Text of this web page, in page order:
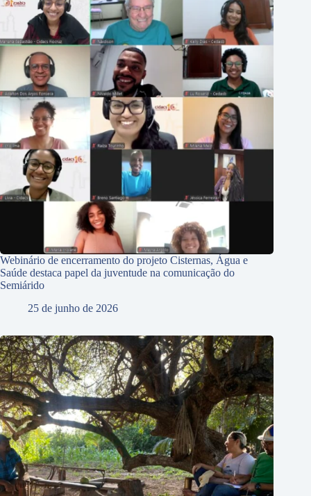
Webinário de encerramento do projeto Cisternas, Água e
Saúde destaca papel da juventude na comunicação do
Semiárido
25 de junho de 2026